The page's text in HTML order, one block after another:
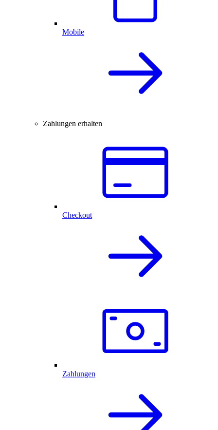
Mobile
Zahlungen erhalten
Checkout
Zahlungen